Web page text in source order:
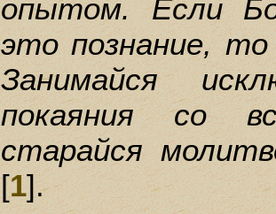
опытом. Если
это познание,
Занимайся
покаяния со
старайся
[1].